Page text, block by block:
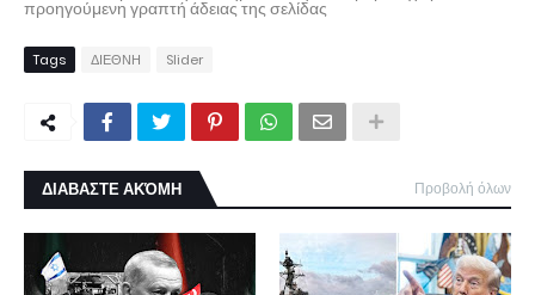
προηγούμενη γραπτή άδειας της σελίδας
Tags ΔΙΕΘΝΗ Slider
ΔΙΑΒΑΣΤΕ ΑΚΌΜΗ Προβολή όλων